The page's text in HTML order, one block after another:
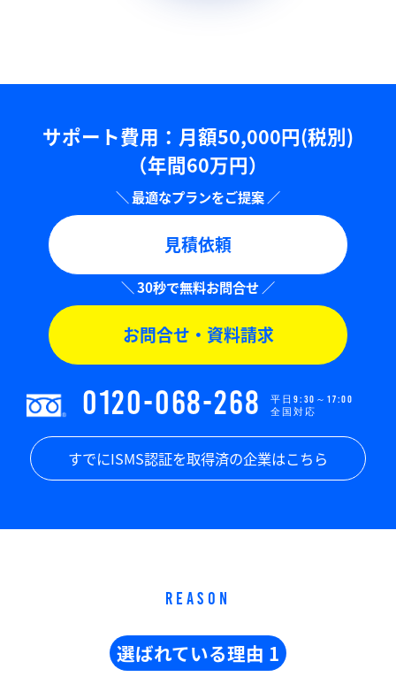
サポート費用：⽉額50,000円(税別)
（年間60万円）
見積依頼
お問合せ・資料請求
0120-068-268
平日9:30～17:00
全国対応
すでにISMS認証を取得済の企業はこちら
REASON
選ばれている理由 1